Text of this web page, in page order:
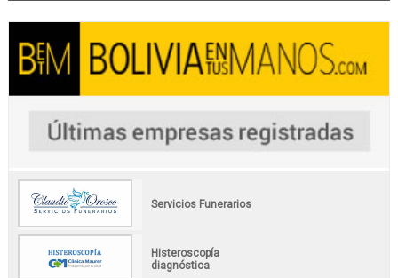
Servicios Funerarios
Histeroscopía
diagnóstica